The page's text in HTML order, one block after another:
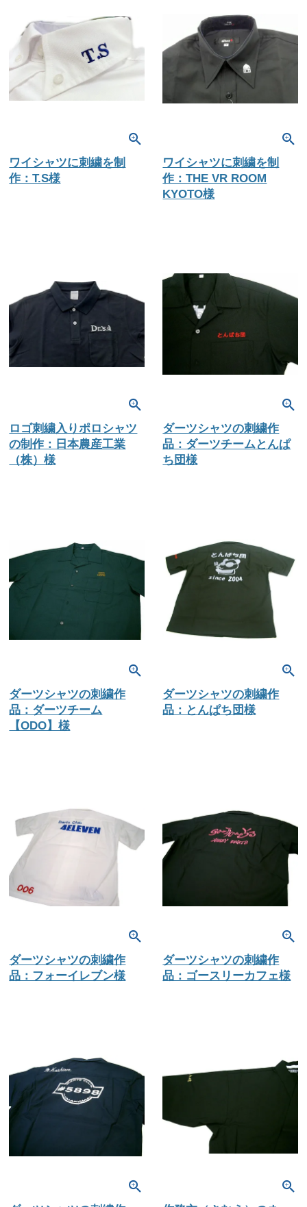
ワイシャツに刺繍を制
作：T.S様
ワイシャツに刺繍を制
作：THE VR ROOM
KYOTO様
ロゴ刺繍入りポロシャツ
の制作：日本農産工業
（株）様
ダーツシャツの刺繍作
品：ダーツチームとんぱ
ち団様
ダーツシャツの刺繍作
品：ダーツチーム
【ODO】様
ダーツシャツの刺繍作
品：とんぱち団様
ダーツシャツの刺繍作
品：フォーイレブン様
ダーツシャツの刺繍作
品：ゴースリーカフェ様